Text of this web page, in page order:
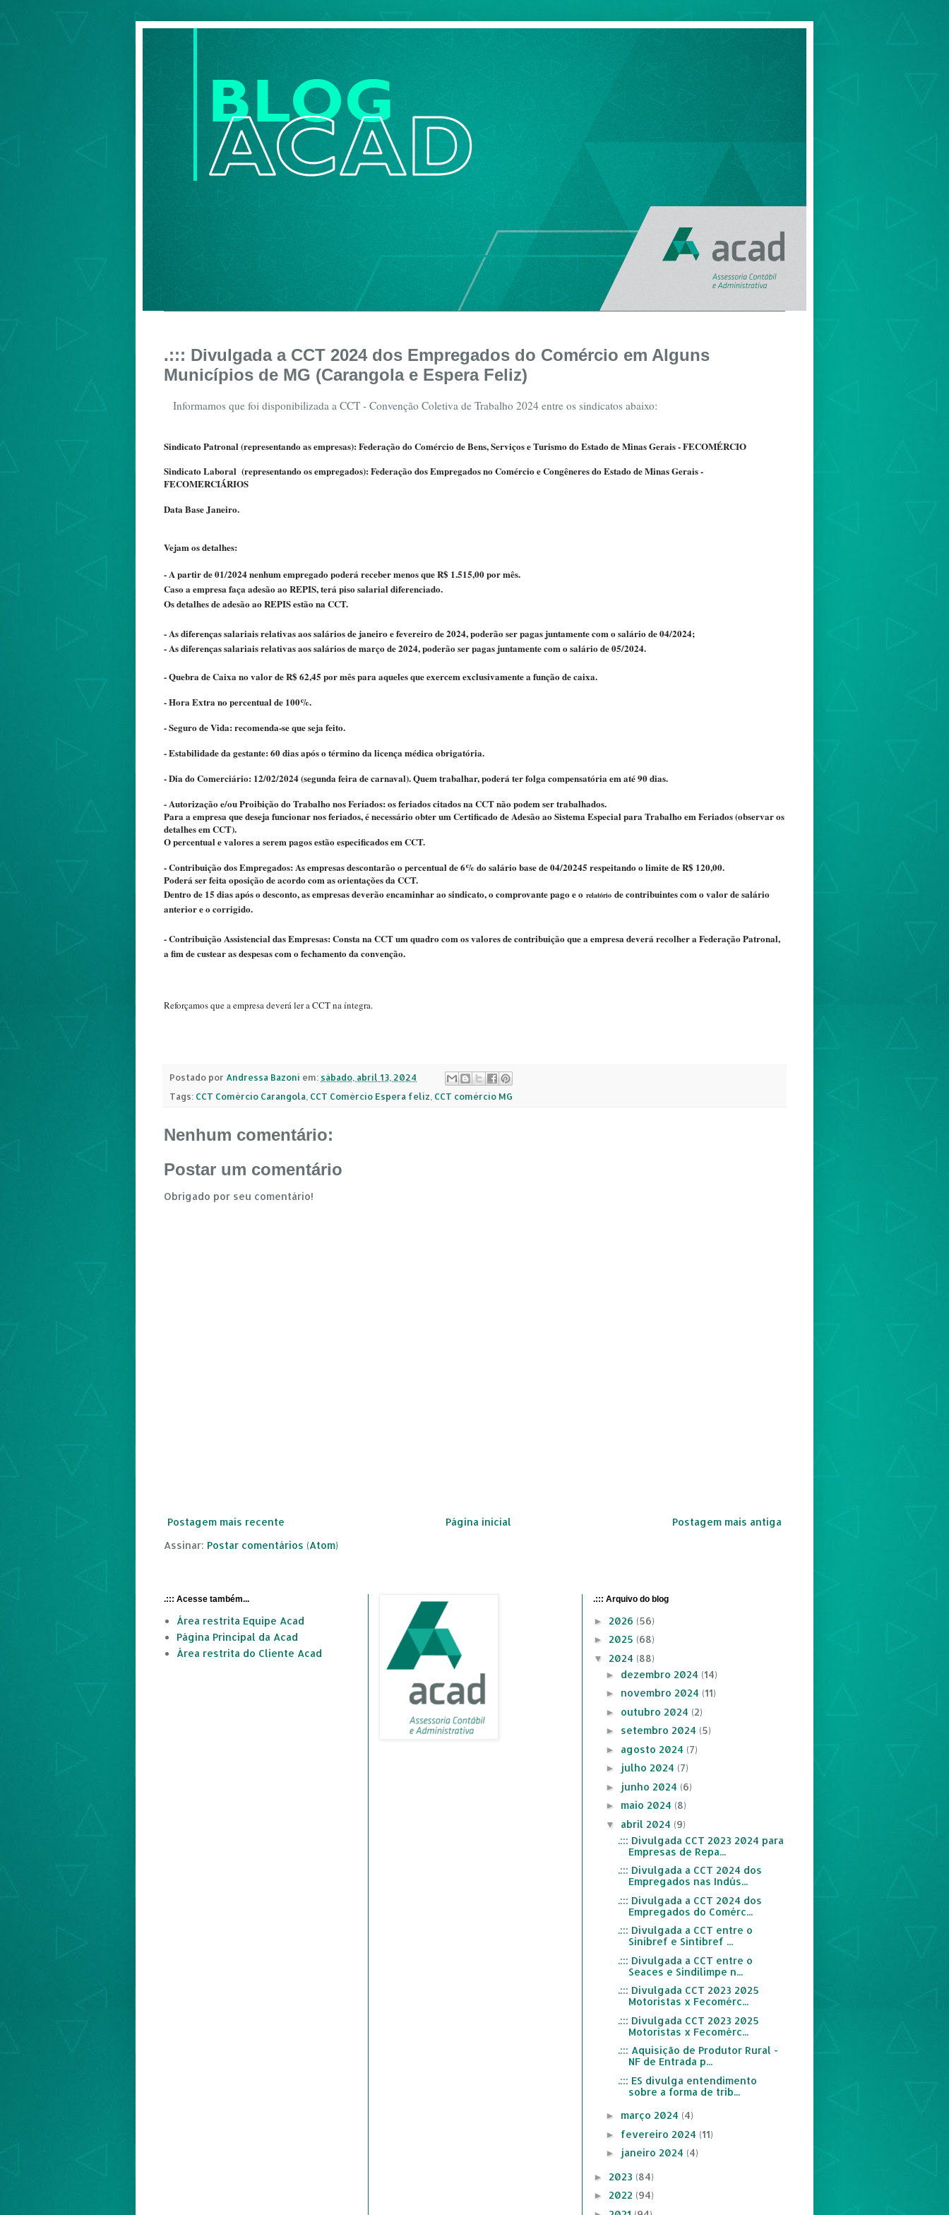
.::: Divulgada a CCT 2024 dos Empregados do Comércio em Alguns
Municípios de MG (Carangola e Espera Feliz)
Informamos que foi disponibilizada a CCT - Convenção Coletiva de Trabalho 2024 entre os sindicatos abaixo:
Sindicato Patronal (representando as empresas): Federação do Comércio de Bens, Serviços e Turismo do Estado de Minas Gerais - FECOMÉRCIO
Sindicato Laboral (representando os empregados): Federação dos Empregados no Comércio e Congêneres do Estado de Minas Gerais -
FECOMERCIÁRIOS
Data Base Janeiro.
Vejam os detalhes:
- A partir de 01/2024 nenhum empregado poderá receber menos que R$ 1.515,00 por mês.
Caso a empresa faça adesão ao REPIS, terá piso salarial diferenciado.
Os detalhes de adesão ao REPIS estão na CCT.
- As diferenças salariais relativas aos salários de janeiro e fevereiro de 2024, poderão ser pagas juntamente com o salário de 04/2024;
- As diferenças salariais relativas aos salários de março de 2024, poderão ser pagas juntamente com o salário de 05/2024.
- Quebra de Caixa no valor de R$ 62,45 por mês para aqueles que exercem exclusivamente a função de caixa.
- Hora Extra no percentual de 100%.
- Seguro de Vida: recomenda-se que seja feito.
- Estabilidade da gestante: 60 dias após o término da licença médica obrigatória.
- Dia do Comerciário: 12/02/2024 (segunda feira de carnaval). Quem trabalhar, poderá ter folga compensatória em até 90 dias.
- Autorização e/ou Proibição do Trabalho nos Feriados: os feriados citados na CCT não podem ser trabalhados.
Para a empresa que deseja funcionar nos feriados, é necessário obter um Certificado de Adesão ao Sistema Especial para Trabalho em Feriados (observar os
detalhes em CCT).
O percentual e valores a serem pagos estão especificados em CCT.
- Contribuição dos Empregados: As empresas descontarão o percentual de 6% do salário base de 04/20245 respeitando o limite de R$ 120,00.
Poderá ser feita oposição de acordo com as orientações da CCT.
Dentro de 15 dias após o desconto, as empresas deverão encaminhar ao sindicato, o comprovante pago e o relatório de contribuintes com o valor de salário
anterior e o corrigido.
- Contribuição Assistencial das Empresas: Consta na CCT um quadro com os valores de contribuição que a empresa deverá recolher a Federação Patronal,
a fim de custear as despesas com o fechamento da convenção.
Reforçamos que a empresa deverá ler a CCT na íntegra.
Postado por Andressa Bazoni em: sábado, abril 13, 2024
Tags: CCT Comércio Carangola, CCT Comércio Espera feliz, CCT comércio MG
Nenhum comentário:
Postar um comentário
Obrigado por seu comentário!
Postagem mais recente Postagem mais antiga
Página inicial
Assinar: Postar comentários (Atom)
.::: Acesse também...
Área restrita Equipe Acad
Página Principal da Acad
Área restrita do Cliente Acad
.::: Arquivo do blog
► 2026 (56)
► 2025 (68)
▼ 2024 (88)
► dezembro 2024 (14)
► novembro 2024 (11)
► outubro 2024 (2)
► setembro 2024 (5)
► agosto 2024 (7)
► julho 2024 (7)
► junho 2024 (6)
► maio 2024 (8)
▼ abril 2024 (9)
.::: Divulgada CCT 2023 2024 para
Empresas de Repa...
.::: Divulgada a CCT 2024 dos
Empregados nas Indús...
.::: Divulgada a CCT 2024 dos
Empregados do Comérc...
.::: Divulgada a CCT entre o
Sinibref e Sintibref ...
.::: Divulgada a CCT entre o
Seaces e Sindilimpe n...
.::: Divulgada CCT 2023 2025
Motoristas x Fecomérc...
.::: Divulgada CCT 2023 2025
Motoristas x Fecomérc...
.::: Aquisição de Produtor Rural -
NF de Entrada p...
.::: ES divulga entendimento
sobre a forma de trib...
► março 2024 (4)
► fevereiro 2024 (11)
► janeiro 2024 (4)
► 2023 (84)
► 2022 (94)